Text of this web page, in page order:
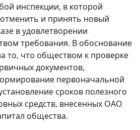
инспекции, в которой
и принять новый
в удовлетворении
требования. В обоснование
то, что обществом к проверке
документов,
первоначальной
сроков полезного
средств, внесенных ОАО
общества.